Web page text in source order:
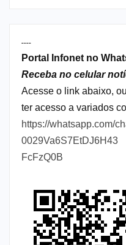
----
Portal Infonet no
Receba no celular
Acesse o link abaixo,
ter acesso a variados
https://whatsapp.com/
0029Va6S7EtDJ6H43
FcFzQ0B